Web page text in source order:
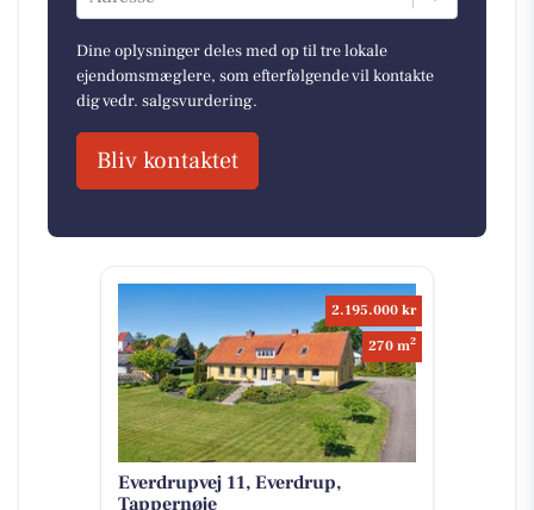
Dine oplysninger deles med op til tre lokale
ejendomsmæglere, som efterfølgende vil kontakte
dig vedr. salgsvurdering.
Bliv kontaktet
2.195.000 kr
270 m2
Everdrupvej 11, Everdrup,
Tappernøje